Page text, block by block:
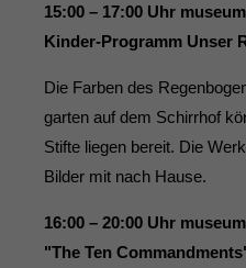
15:00 – 17:00 Uhr
Kinder-Programm Unser
Die Farben des
garten auf dem Schirrhof
Stifte liegen bereit. Die
Bilder mit nach Hause.
16:00 – 20:00 Uhr
"The Ten